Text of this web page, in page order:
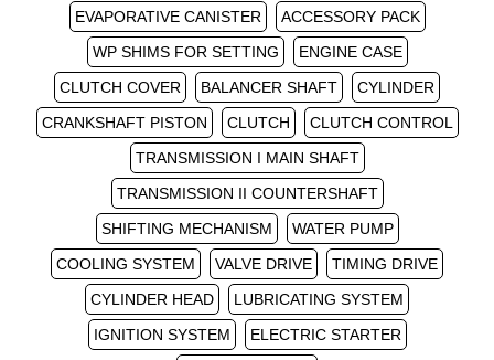
EVAPORATIVE CANISTER
ACCESSORY PACK
WP SHIMS FOR SETTING
ENGINE CASE
CLUTCH COVER
BALANCER SHAFT
CYLINDER
CRANKSHAFT PISTON
CLUTCH
CLUTCH CONTROL
TRANSMISSION I MAIN SHAFT
TRANSMISSION II COUNTERSHAFT
SHIFTING MECHANISM
WATER PUMP
COOLING SYSTEM
VALVE DRIVE
TIMING DRIVE
CYLINDER HEAD
LUBRICATING SYSTEM
IGNITION SYSTEM
ELECTRIC STARTER